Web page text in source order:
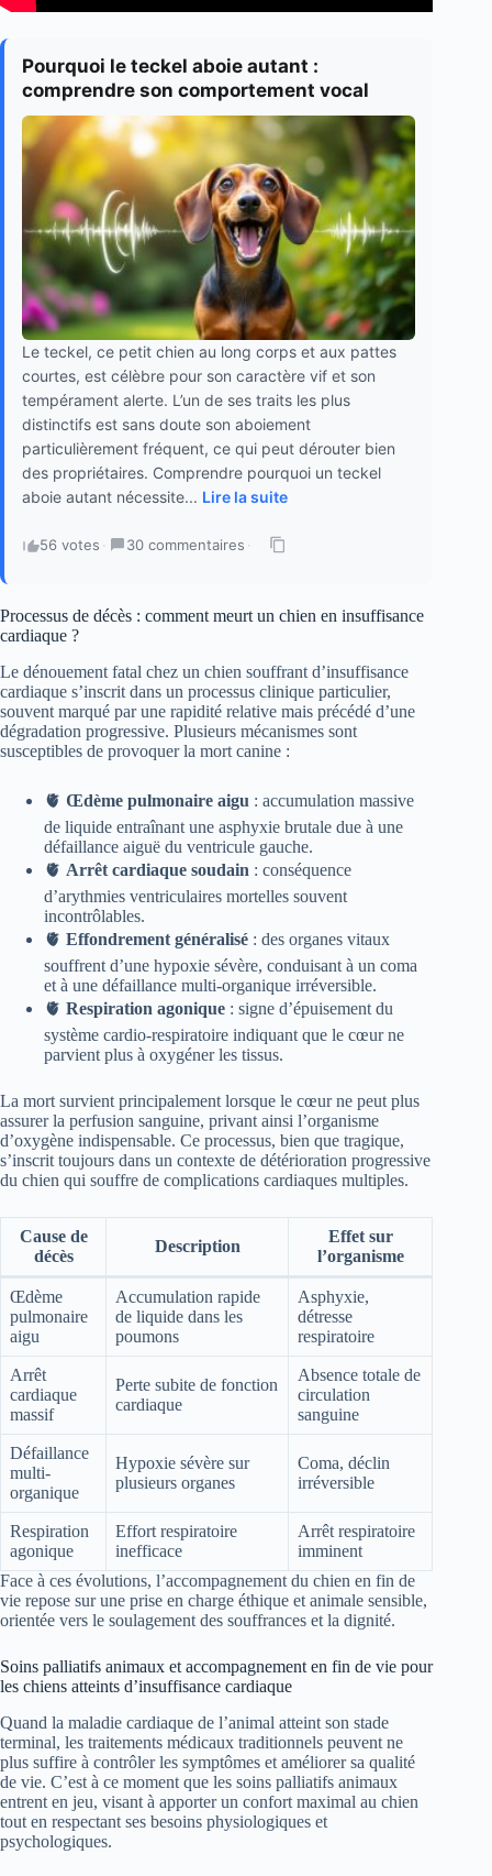
Pourquoi le teckel aboie autant :
comprendre son comportement vocal
Le teckel, ce petit chien au long corps et aux pattes
courtes, est célèbre pour son caractère vif et son
tempérament alerte. L’un de ses traits les plus
distinctifs est sans doute son aboiement
particulièrement fréquent, ce qui peut dérouter bien
des propriétaires. Comprendre pourquoi un teckel
aboie autant nécessite... Lire la suite
56 votes · 30 commentaires ·
Processus de décès : comment meurt un chien en insuffisance
cardiaque ?
Le dénouement fatal chez un chien souffrant d’insuffisance
cardiaque s’inscrit dans un processus clinique particulier,
souvent marqué par une rapidité relative mais précédé d’une
dégradation progressive. Plusieurs mécanismes sont
susceptibles de provoquer la mort canine :
🫀 Œdème pulmonaire aigu : accumulation massive
de liquide entraînant une asphyxie brutale due à une
défaillance aiguë du ventricule gauche.
🫀 Arrêt cardiaque soudain : conséquence
d’arythmies ventriculaires mortelles souvent
incontrôlables.
🫀 Effondrement généralisé : des organes vitaux
souffrent d’une hypoxie sévère, conduisant à un coma
et à une défaillance multi-organique irréversible.
🫀 Respiration agonique : signe d’épuisement du
système cardio-respiratoire indiquant que le cœur ne
parvient plus à oxygéner les tissus.
La mort survient principalement lorsque le cœur ne peut plus
assurer la perfusion sanguine, privant ainsi l’organisme
d’oxygène indispensable. Ce processus, bien que tragique,
s’inscrit toujours dans un contexte de détérioration progressive
du chien qui souffre de complications cardiaques multiples.
Cause de
décès
Description
Effet sur
l’organisme
Œdème
pulmonaire
aigu
Accumulation rapide
de liquide dans les
poumons
Asphyxie,
détresse
respiratoire
Arrêt
cardiaque
massif
Perte subite de fonction
cardiaque
Absence totale de
circulation
sanguine
Défaillance
multi-
organique
Hypoxie sévère sur
plusieurs organes
Coma, déclin
irréversible
Respiration
agonique
Effort respiratoire
inefficace
Arrêt respiratoire
imminent
Face à ces évolutions, l’accompagnement du chien en fin de
vie repose sur une prise en charge éthique et animale sensible,
orientée vers le soulagement des souffrances et la dignité.
Soins palliatifs animaux et accompagnement en fin de vie pour
les chiens atteints d’insuffisance cardiaque
Quand la maladie cardiaque de l’animal atteint son stade
terminal, les traitements médicaux traditionnels peuvent ne
plus suffire à contrôler les symptômes et améliorer sa qualité
de vie. C’est à ce moment que les soins palliatifs animaux
entrent en jeu, visant à apporter un confort maximal au chien
tout en respectant ses besoins physiologiques et
psychologiques.